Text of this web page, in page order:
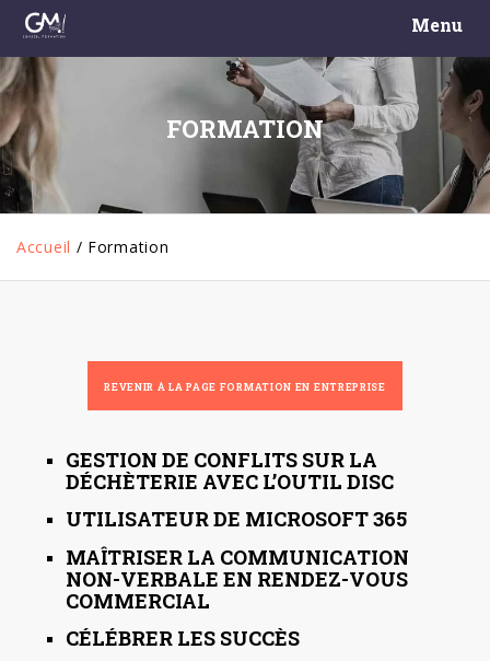
Menu
FORMATION
Accueil / Formation
REVENIR À LA PAGE FORMATION EN ENTREPRISE
GESTION DE CONFLITS SUR LA
DÉCHÈTERIE AVEC L’OUTIL DISC
UTILISATEUR DE MICROSOFT 365
MAÎTRISER LA COMMUNICATION
NON-VERBALE EN RENDEZ-VOUS
COMMERCIAL
CÉLÉBRER LES SUCCÈS